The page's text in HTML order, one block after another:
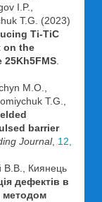
I.P.,
T.G. (2023)
Ti-TiC
on the
M.O.,
T.G.,
barrier
Journal, 12,
В.В., Киянець
дефектів в
методом